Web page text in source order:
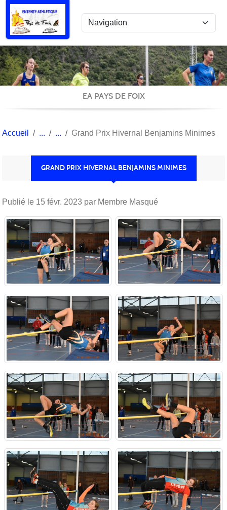
EA PAYS DE FOIX
Accueil Grand Prix Hivernal Benjamins Minimes
GRAND PRIX HIVERNAL BENJAMINS MINIMES
Publié le 15 févr. 2023 par Membre Masqué
Panneau de gestion des cookies